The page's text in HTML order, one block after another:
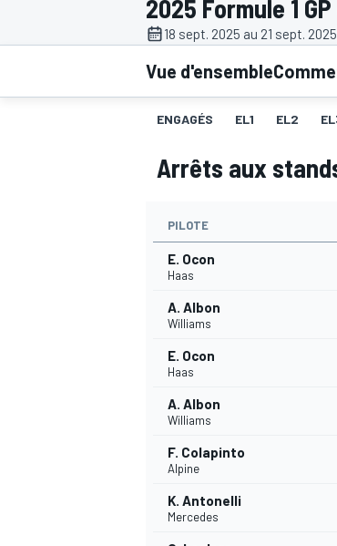
WRC
2025 Formule 1
18 sept. 2025 au 21 sept. 2025
Vue d'ensemble
ENGAGÉS EL1 EL2
Arrêts aux
PILOTE
E. Ocon
Haas
A. Albon
Williams
E. Ocon
Haas
A. Albon
Williams
F. Colapinto
Alpine
K. Antonelli
Mercedes